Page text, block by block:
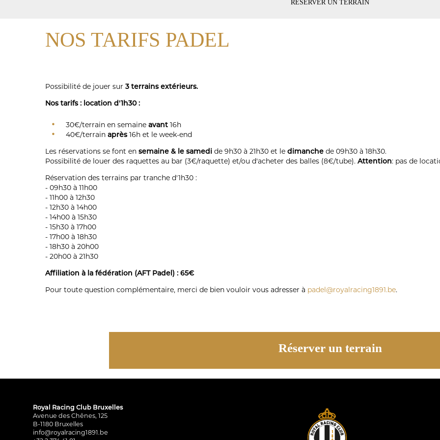
RÉSERVER UN TERRAIN
NOS TARIFS PADEL
Possibilité de jouer sur 3 terrains extérieurs.
Nos tarifs : location d'1h30 :
30€/terrain en semaine avant 16h
40€/terrain après 16h et le week-end
Les réservations se font en semaine & le samedi de 9h30 à 21h30 et le dimanche de 09h30 à 18h30.
Possibilité de louer des raquettes au bar (3€/raquette) et/ou d'acheter des balles (8€/tube). Attention: pas de
Réservation des terrains par tranche d'1h30 :
- 09h30 à 11h00
- 11h00 à 12h30
- 12h30 à 14h00
- 14h00 à 15h30
- 15h30 à 17h00
- 17h00 à 18h30
- 18h30 à 20h00
- 20h00 à 21h30
Affiliation à la fédération (AFT Padel) : 65€
Pour toute question complémentaire, merci de bien vouloir vous adresser à padel@royalracing1891.be.
Réserver un terrain
Royal Racing Club Bruxelles
Avenue des Chênes, 125
B-1180 Bruxelles
info@royalracing1891.be